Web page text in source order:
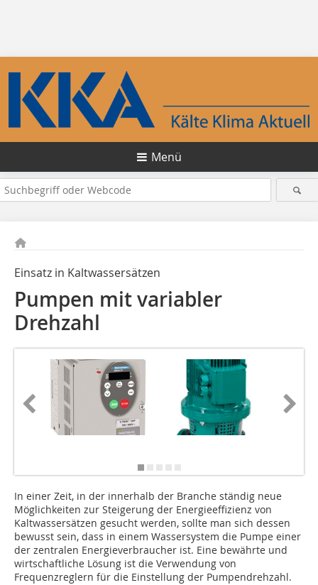
Menü
Einsatz in Kaltwassersätzen
Pumpen mit variabler
Drehzahl
In einer Zeit, in der innerhalb der Branche ständig neue
Möglichkeiten zur Steigerung der Energieeffizienz von
Kaltwassersätzen gesucht werden, sollte man sich dessen
bewusst sein, dass in einem Wassersystem die Pumpe einer
der zentralen Energieverbraucher ist. Eine bewährte und
wirtschaftliche Lösung ist die Verwendung von
Frequenzreglern für die Einstellung der Pumpendrehzahl.